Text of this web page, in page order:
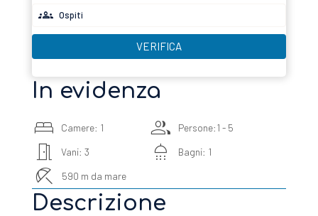
Ospiti
(fino a 17 anni)
VERIFICA
In evidenza
bed Camere: 1 group Persone:1 - 5
meeting_room Vani: 3 shower Bagni: 1
beach_access 590 m da mare
Descrizione